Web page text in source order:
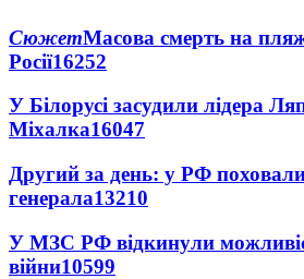
СюжетМасова смерть на
Росії16252
У Білорусі засудили лідера
Міхалка16047
Другий за день: у РФ
генерала13210
У МЗС РФ відкинули
війни10599